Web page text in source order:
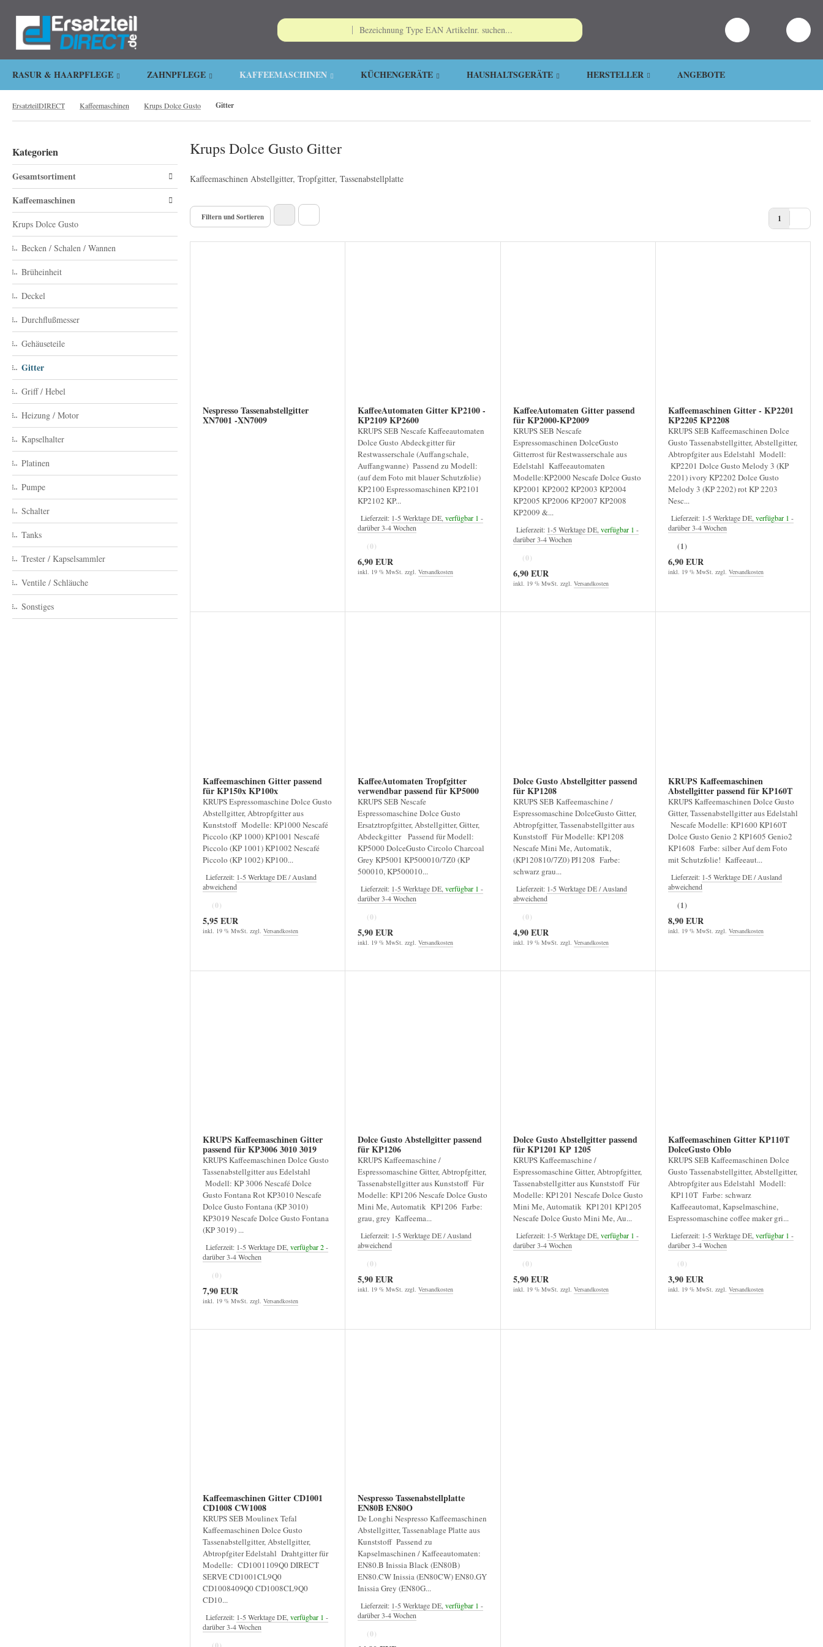
.
RASUR & HAARPFLEGE ZAHNPFLEGE KAFFEEMASCHINEN KÜCHENGERÄTE HAUSHALTSGERÄTE HERSTELLER ANGEBOTE
ErsatzteilDIRECT Kaffeemaschinen Krups Dolce Gusto Gitter
Kategorien
Gesamtsortiment
Kaffeemaschinen
Krups Dolce Gusto
Becken / Schalen / Wannen
Brüheinheit
Deckel
Durchflußmesser
Gehäuseteile
Gitter
Griff / Hebel
Heizung / Motor
Kapselhalter
Platinen
Pumpe
Schalter
Tanks
Trester / Kapselsammler
Ventile / Schläuche
Sonstiges
Krups Dolce Gusto Gitter
Kaffeemaschinen Abstellgitter, Tropfgitter, Tassenabstellplatte
Filtern und Sortieren 1
Nespresso Tassenabstellgitter
XN7001 -XN7009
KaffeeAutomaten Gitter KP2100 -
KP2109 KP2600
KRUPS SEB Nescafe Kaffeeautomaten
Dolce Gusto Abdeckgitter für
Restwasserschale (Auffangschale,
Auffangwanne) Passend zu Modell:
(auf dem Foto mit blauer Schutzfolie)
KP2100 Espressomaschinen KP2101
KP2102 KP...
Lieferzeit: 1-5 Werktage DE,verfügbar 1 -
darüber 3-4 Wochen
(0)
6,90 EUR
inkl. 19 % MwSt. zzgl.Versandkosten
KaffeeAutomaten Gitter passend
für KP2000-KP2009
KRUPS SEB Nescafe
Espressomaschinen DolceGusto
Gitterrost für Restwasserschale aus
Edelstahl Kaffeeautomaten
Modelle:KP2000 Nescafe Dolce Gusto
KP2001 KP2002 KP2003 KP2004
KP2005 KP2006 KP2007 KP2008
KP2009 &...
Lieferzeit: 1-5 Werktage DE,verfügbar 1 -
darüber 3-4 Wochen
(0)
6,90 EUR
inkl. 19 % MwSt. zzgl. Versandkosten
Kaffeemaschinen Gitter - KP2201
KP2205 KP2208
KRUPS SEB Kaffeemaschinen Dolce
Gusto Tassenabstellgitter, Abstellgitter,
Abtropfgiter aus Edelstahl Modell:
KP2201 Dolce Gusto Melody 3 (KP
2201) ivory KP2202 Dolce Gusto
Melody 3 (KP 2202) rot KP 2203
Nesc...
Lieferzeit: 1-5 Werktage DE,verfügbar 1 -
darüber 3-4 Wochen
(1)
6,90 EUR
inkl. 19 % MwSt. zzgl. Versandkosten
Kaffeemaschinen Gitter passend
für KP150x KP100x
KRUPS Espressomaschine Dolce Gusto
Abstellgitter, Abtropfgitter aus
Kunststoff Modelle: KP1000 Nescafé
Piccolo (KP 1000) KP1001 Nescafé
Piccolo (KP 1001) KP1002 Nescafé
Piccolo (KP 1002) KP100...
Lieferzeit: 1-5 Werktage DE / Ausland
abweichend
(0)
5,95 EUR
inkl. 19 % MwSt. zzgl. Versandkosten
KaffeeAutomaten Tropfgitter
verwendbar passend für KP5000
KP5100
KRUPS SEB Nescafe
Espressomaschine Dolce Gusto
Ersatztropfgitter, Abstellgitter, Gitter,
Abdeckgitter Passend für Modell:
KP5000 DolceGusto Circolo Charcoal
Grey KP5001 KP500010/7Z0 (KP
500010, KP500010...
Lieferzeit: 1-5 Werktage DE,verfügbar 1 -
darüber 3-4 Wochen
(0)
5,90 EUR
inkl. 19 % MwSt. zzgl.Versandkosten
Dolce Gusto Abstellgitter passend
für KP1208
KRUPS SEB Kaffeemaschine /
Espressomaschine DolceGusto Gitter,
Abtropfgitter, Tassenabstellgitter aus
Kunststoff Für Modelle: KP1208
Nescafe Mini Me, Automatik,
(KP120810/7Z0) PJ1208 Farbe:
schwarz grau...
Lieferzeit: 1-5 Werktage DE / Ausland
abweichend
(0)
4,90 EUR
inkl. 19 % MwSt. zzgl. Versandkosten
KRUPS Kaffeemaschinen
Abstellgitter passend für KP160T
KRUPS Kaffeemaschinen Dolce Gusto
Gitter, Tassenabstellgitter aus Edelstahl
Nescafe Modelle: KP1600 KP160T
Dolce Gusto Genio 2 KP1605 Genio2
KP1608 Farbe: silber Auf dem Foto
mit Schutzfolie! Kaffeeaut...
Lieferzeit: 1-5 Werktage DE / Ausland
abweichend
(1)
8,90 EUR
inkl. 19 % MwSt. zzgl. Versandkosten
KRUPS Kaffeemaschinen Gitter
passend für KP3006 3010 3019
KRUPS Kaffeemaschinen Dolce Gusto
Tassenabstellgitter aus Edelstahl
Modell: KP 3006 Nescafé Dolce
Gusto Fontana Rot KP3010 Nescafe
Dolce Gusto Fontana (KP 3010)
KP3019 Nescafe Dolce Gusto Fontana
(KP 3019) ...
Lieferzeit: 1-5 Werktage DE, verfügbar 2-
darüber 3-4 Wochen
(0)
7,90 EUR
inkl. 19 % MwSt. zzgl. Versandkosten
Dolce Gusto Abstellgitter passend
für KP1206
KRUPS Kaffeemaschine /
Espressomaschine Gitter, Abtropfgitter,
Tassenabstellgitter aus Kunststoff Für
Modelle: KP1206 Nescafe Dolce Gusto
Mini Me, Automatik KP1206 Farbe:
grau, grey Kaffeema...
Lieferzeit: 1-5 Werktage DE / Ausland
abweichend
(0)
5,90 EUR
inkl. 19 % MwSt. zzgl.Versandkosten
Dolce Gusto Abstellgitter passend
für KP1201 KP 1205
KRUPS Kaffeemaschine /
Espressomaschine Gitter, Abtropfgitter,
Tassenabstellgitter aus Kunststoff Für
Modelle: KP1201 Nescafe Dolce Gusto
Mini Me, Automatik KP1201 KP1205
Nescafe Dolce Gusto Mini Me, Au...
Lieferzeit: 1-5 Werktage DE, verfügbar 1 -
darüber 3-4 Wochen
(0)
5,90 EUR
inkl. 19 % MwSt. zzgl. Versandkosten
Kaffeemaschinen Gitter KP110T
DolceGusto Oblo
KRUPS SEB Kaffeemaschinen Dolce
Gusto Tassenabstellgitter, Abstellgitter,
Abtropfgiter aus Edelstahl Modell:
KP110T Farbe: schwarz
Kaffeeautomat, Kapselmaschine,
Espressomaschine coffee maker gri...
Lieferzeit: 1-5 Werktage DE, verfügbar 1 -
darüber 3-4 Wochen
(0)
3,90 EUR
inkl. 19 % MwSt. zzgl. Versandkosten
Kaffeemaschinen Gitter CD1001
CD1008 CW1008
KRUPS SEB Moulinex Tefal
Kaffeemaschinen Dolce Gusto
Tassenabstellgitter, Abstellgitter,
Abtropfgiter Edelstahl Drahtgitter für
Modelle: CD1001109Q0 DIRECT
SERVE CD1001CL9Q0
CD1008409Q0 CD1008CL9Q0
CD10...
Lieferzeit: 1-5 Werktage DE, verfügbar 1 -
darüber 3-4 Wochen
Nespresso Tassenabstellplatte
EN80B EN80O
De Longhi Nespresso Kaffeemaschinen
Abstellgitter, Tassenablage Platte aus
Kunststoff Passend zu
Kapselmaschinen / Kaffeeautomaten:
EN80.B Inissia Black (EN80B)
EN80.CW Inissia (EN80CW) EN80.GY
Inissia Grey (EN80G...
Lieferzeit: 1-5 Werktage DE,verfügbar 1 -
darüber 3-4 Wochen
(0)